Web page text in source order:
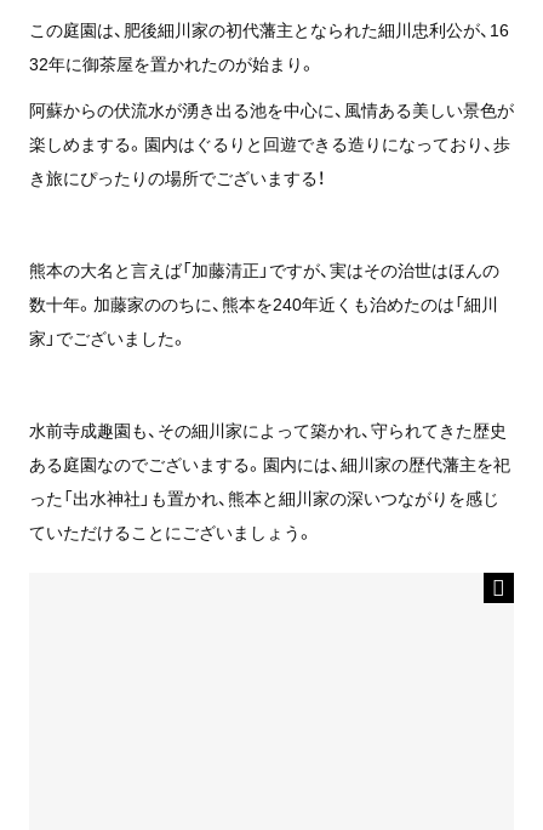
この庭園は、肥後細川家の初代藩主となられた細川忠利公が、16
32年に御茶屋を置かれたのが始まり。
阿蘇からの伏流水が湧き出る池を中心に、風情ある美しい景色が
楽しめまする。園内はぐるりと回遊できる造りになっており、歩
き旅にぴったりの場所でございまする！
熊本の大名と言えば「加藤清正」ですが、実はその治世はほんの
数十年。加藤家ののちに、熊本を240年近くも治めたのは「細川
家」でございました。
水前寺成趣園も、その細川家によって築かれ、守られてきた歴史
ある庭園なのでございまする。園内には、細川家の歴代藩主を祀
った「出水神社」も置かれ、熊本と細川家の深いつながりを感じ
ていただけることにございましょう。